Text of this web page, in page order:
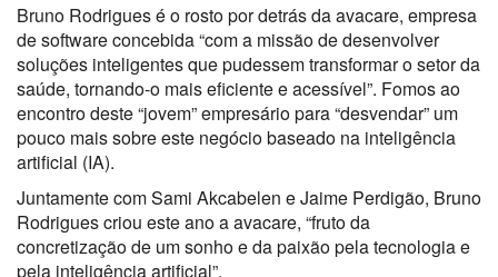
Bruno Rodrigues é o rosto por detrás da avacare, empresa
de software concebida “com a missão de desenvolver
soluções inteligentes que pudessem transformar o setor da
saúde, tornando-o mais eficiente e acessível”. Fomos ao
encontro deste “jovem” empresário para “desvendar” um
pouco mais sobre este negócio baseado na inteligência
artificial (IA).
Juntamente com Sami Akcabelen e Jaime Perdigão, Bruno
Rodrigues criou este ano a avacare, “fruto da
concretização de um sonho e da paixão pela tecnologia e
pela inteligência artificial”.